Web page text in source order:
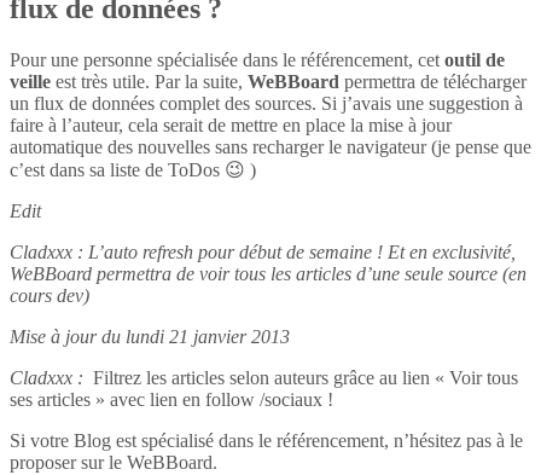
flux de données ?
Pour une personne spécialisée dans le référencement, cet outil de
veille est très utile. Par la suite, WeBBoard permettra de télécharger
un flux de données complet des sources. Si j’avais une suggestion à
faire à l’auteur, cela serait de mettre en place la mise à jour
automatique des nouvelles sans recharger le navigateur (je pense que
c’est dans sa liste de ToDos 😉 )
Edit
Cladxxx : L’auto refresh pour début de semaine ! Et en exclusivité,
WeBBoard permettra de voir tous les articles d’une seule source (en
cours dev)
Mise à jour du lundi 21 janvier 2013
Cladxxx : Filtrez les articles selon auteurs grâce au lien « Voir tous
ses articles » avec lien en follow /sociaux !
Si votre Blog est spécialisé dans le référencement, n’hésitez pas à le
proposer sur le WeBBoard.